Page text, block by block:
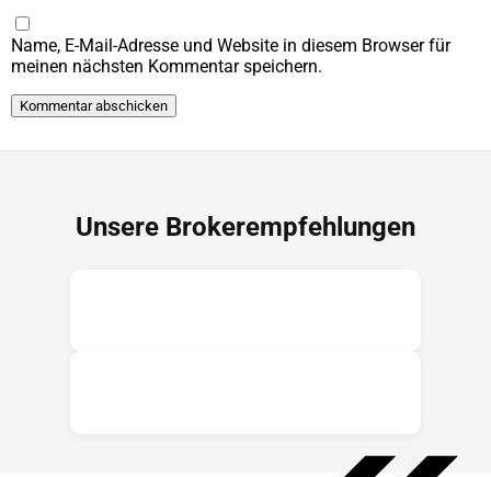
Name, E-Mail-Adresse und Website in diesem Browser für
meinen nächsten Kommentar speichern.
Unsere Brokerempfehlungen